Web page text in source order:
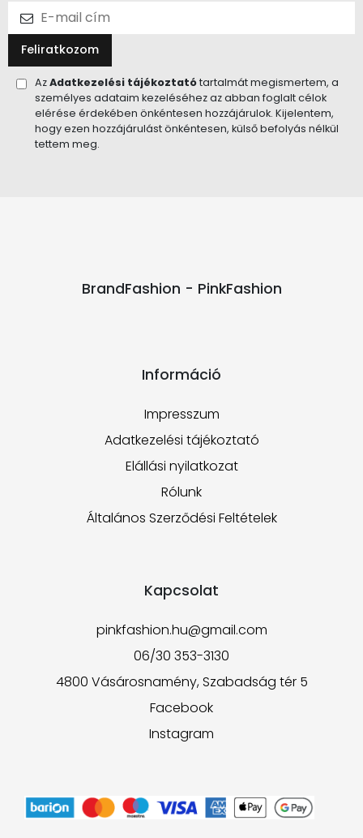
Feliratkozom
AzAdatkezelési tájékoztatótartalmát megismertem, a
személyes adataim kezeléséhez az abban foglalt célok
elérése érdekében önkéntesen hozzájárulok. Kijelentem,
hogy ezen hozzájárulást önkéntesen, külső befolyás nélkül
tettem meg.
BrandFashion - PinkFashion
Információ
Impresszum
Adatkezelési tájékoztató
Elállási nyilatkozat
Rólunk
Általános Szerződési Feltételek
Kapcsolat
pinkfashion.hu@gmail.com
06/30 353-3130
4800 Vásárosnamény, Szabadság tér 5
Facebook
Instagram